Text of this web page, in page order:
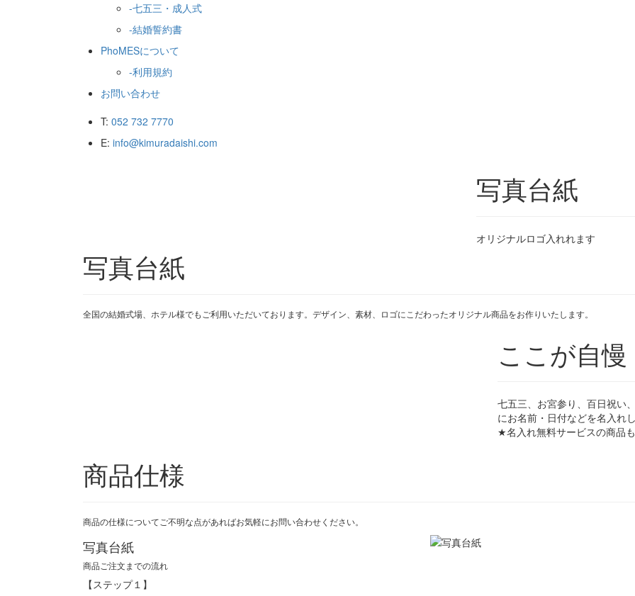
-七五三・成人式
-結婚誓約書
PhoMESについて
-利用規約
お問い合わせ
T: 052 732 7770
E: info@kimuradaishi.com
写真台紙
オリジナルロゴ入れれます
写真台紙
全国の結婚式場、ホテル様でもご利用いただいております。デザイン、素材、ロゴにこだわったオリジナル商品をお作りいたします。
ここが自慢
七五三、お宮参り、百日祝い
にお名前・日付などを名入れ
★名入れ無料サービスの商品
商品仕様
商品の仕様についてご不明な点があればお気軽にお問い合わせください。
写真台紙
商品ご注文までの流れ
【ステップ１】